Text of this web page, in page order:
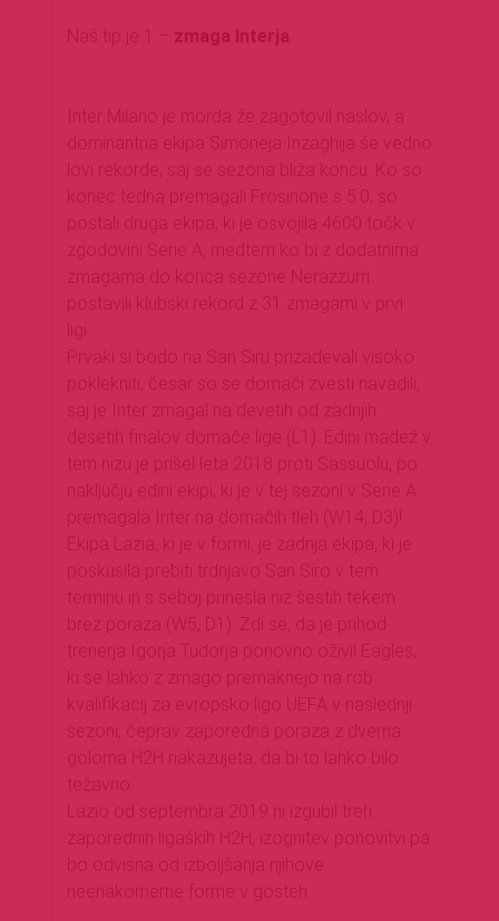
Naš tip je 1 – zmaga Interja
Inter Milano je morda že zagotovil naslov, a
dominantna ekipa Simoneja Inzaghija še vedno
lovi rekorde, saj se sezona bliža koncu. Ko so
konec tedna premagali Frosinone s 5:0, so
postali druga ekipa, ki je osvojila 4600 točk v
zgodovini Serie A, medtem ko bi z dodatnima
zmagama do konca sezone Nerazzurri
postavili klubski rekord z 31 zmagami v prvi
ligi.
Prvaki si bodo na San Siru prizadevali visoko
poklekniti, česar so se domači zvesti navadili,
saj je Inter zmagal na devetih od zadnjih
desetih finalov domače lige (L1). Edini madež v
tem nizu je prišel leta 2018 proti Sassuolu, po
naključju edini ekipi, ki je v tej sezoni v Serie A
premagala Inter na domačih tleh (W14, D3)!
Ekipa Lazia, ki je v formi, je zadnja ekipa, ki je
poskusila prebiti trdnjavo San Siro v tem
terminu in s seboj prinesla niz šestih tekem
brez poraza (W5, D1). Zdi se, da je prihod
trenerja Igorja Tudorja ponovno oživil Eagles,
ki se lahko z zmago premaknejo na rob
kvalifikacij za evropsko ligo UEFA v naslednji
sezoni, čeprav zaporedna poraza z dvema
goloma H2H nakazujeta, da bi to lahko bilo
težavno.
Lazio od septembra 2019 ni izgubil treh
zaporednih ligaških H2H, izognitev ponovitvi pa
bo odvisna od izboljšanja njihove
neenakomerne forme v gosteh.